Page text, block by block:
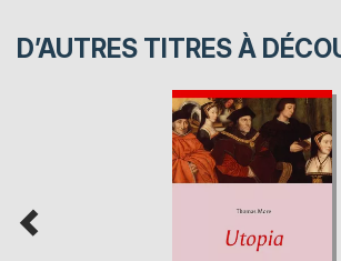
D’AUTRES TITRES À